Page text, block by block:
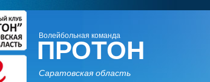
Волейбольная команда
ПРОТОН
Саратовская область